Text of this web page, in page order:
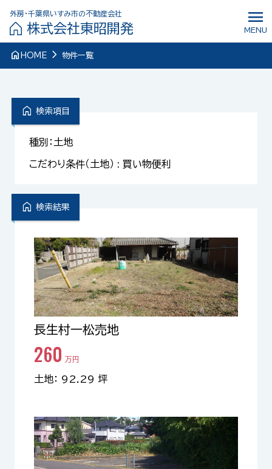
外房・千葉県いすみ市の不動産会社
株式会社東昭開発 menu
MENU
home HOME navigate_next 物件一覧
home 検索項目
種別：土地
こだわり条件（土地） : 買い物便利
home 検索結果
長生村一松売地
260 万円
土地： 92.29 坪